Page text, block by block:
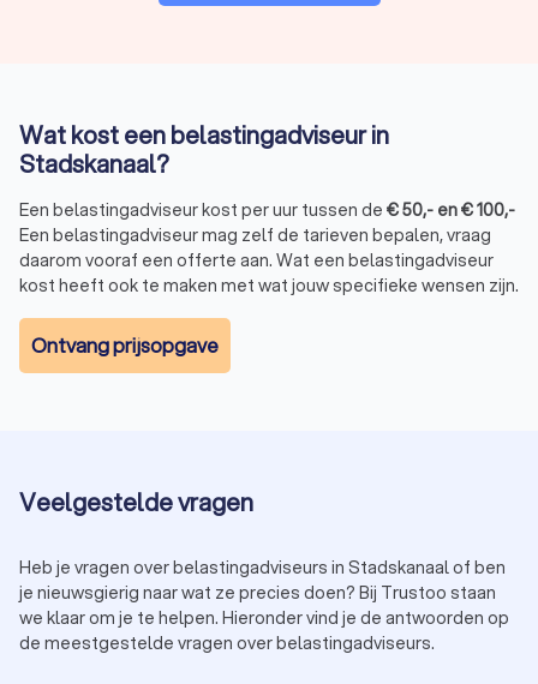
Wat kost een belastingadviseur in
Stadskanaal?
Een belastingadviseur kost per uur tussen de €50,- en€100,-
Een belastingadviseur mag zelf de tarieven bepalen, vraag
daarom vooraf een offerte aan. Wat een belastingadviseur
kost heeft ook te maken met wat jouw specifieke wensen zijn.
Ontvang prijsopgave
Veelgestelde vragen
Heb je vragen over belastingadviseurs in Stadskanaal of ben
je nieuwsgierig naar wat ze precies doen? Bij Trustoo staan
we klaar om je te helpen. Hieronder vind je de antwoorden op
de meestgestelde vragen over belastingadviseurs.